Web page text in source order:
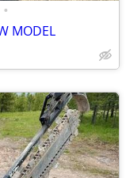
•
MODEL